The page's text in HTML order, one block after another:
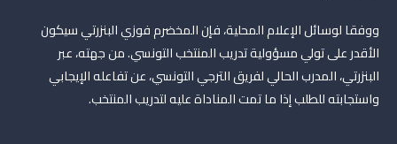
ووفقا لوسائل الإعلام المحلية، فإن المخضرم فوزي البنزرتي سيكون
الأقدر على تولي مسؤولية تدريب المنتخب التونسي. من جهته، عبر
البنزرتي، المدرب الحالي لفريق الترجي التونسي، عن تفاعله الإيجابي
واستجابته للطلب إذا ما تمت المناداة عليه لتدريب المنتخب.